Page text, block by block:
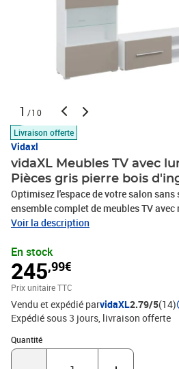
1 /10
Livraison offerte
Vidaxl
vidaXL Meubles TV avec
Pièces gris pierre bois
Optimisez l'espace de votre salon
ensemble complet de meubles TV
stable et durable : le bois d'ingénierie
au fendillement, ce qui en fait un choix
variété de projets.Grand espace de
comprend un meuble mural, un meuble
et une étagère murale. Il offre un
pour les appareils multimédias, les
en offrant un espace de présentation
moderne : dotée d'un design épuré et
finitions lisses et des accents raffinés,
Voir la description
En stock
245,99€
Prix unitaire TTC
Vendu et expédié parvidaXL2.79/5(14)
Expédié sous 3 jours livraison offerte
Quantité
Quantité : 1